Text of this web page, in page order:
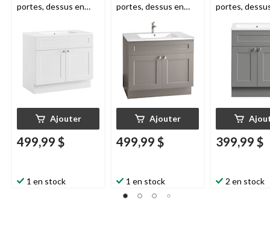
portes, dessus en
Ajouter
499,99 $
1 en stock
portes, dessus en
Ajouter
499,99 $
1 en stock
portes,
399,99 $
2 en stock